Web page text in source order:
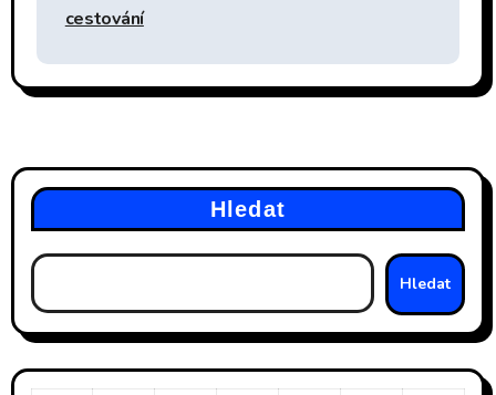
cestování
Hledat
Hledat